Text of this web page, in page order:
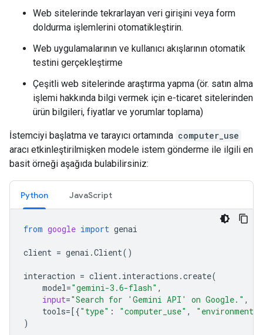
Web sitelerinde tekrarlayan veri girişini veya form
doldurma işlemlerini otomatikleştirin.
Web uygulamalarının ve kullanıcı akışlarının otomatik
testini gerçekleştirme
Çeşitli web sitelerinde araştırma yapma (ör. satın alma
işlemi hakkında bilgi vermek için e-ticaret sitelerinden
ürün bilgileri, fiyatlar ve yorumlar toplama)
İstemciyi başlatma ve tarayıcı ortamında computer_use
aracı etkinleştirilmişken modele istem gönderme ile ilgili en
basit örneği aşağıda bulabilirsiniz:
Python JavaScript
from google import genai
client = genai .Client()
interaction = client. interactions .create(
model="gemini-3.6-flash" ,
input="Search for 'Gemini API' on Google." ,
tools=[{"type" : "computer_use" , "environment"
)